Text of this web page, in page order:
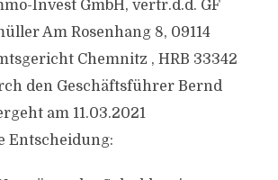
Invest GmbH, vertr.d.d. GF
Am Rosenhang 8, 09114
Chemnitz , HRB 33342
den Geschäftsführer Bernd
am 11.03.2021
Entscheidung: